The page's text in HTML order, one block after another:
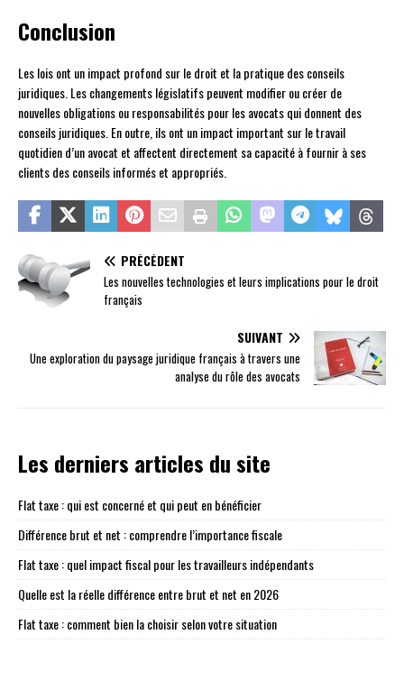
Conclusion
Les lois ont un impact profond sur le droit et la pratique des conseils
juridiques. Les changements législatifs peuvent modifier ou créer de
nouvelles obligations ou responsabilités pour les avocats qui donnent des
conseils juridiques. En outre, ils ont un impact important sur le travail
quotidien d’un avocat et affectent directement sa capacité à fournir à ses
clients des conseils informés et appropriés.
PRÉCÉDENT
Les nouvelles technologies et leurs implications pour le droit
français
SUIVANT
Une exploration du paysage juridique français à travers une
analyse du rôle des avocats
Les derniers articles du site
Flat taxe : qui est concerné et qui peut en bénéficier
Différence brut et net : comprendre l’importance fiscale
Flat taxe : quel impact fiscal pour les travailleurs indépendants
Quelle est la réelle différence entre brut et net en 2026
Flat taxe : comment bien la choisir selon votre situation